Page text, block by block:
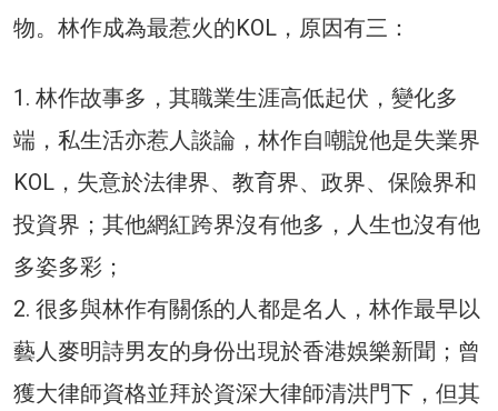
物。林作成為最惹火的KOL，原因有三：
1. 林作故事多，其職業生涯高低起伏，變化多
端，私生活亦惹人談論，林作自嘲說他是失業界
KOL，失意於法律界、教育界、政界、保險界和
投資界；其他網紅跨界沒有他多，人生也沒有他
多姿多彩；
2. 很多與林作有關係的人都是名人，林作最早以
藝人麥明詩男友的身份出現於香港娛樂新聞；曾
獲大律師資格並拜於資深大律師清洪門下，但其